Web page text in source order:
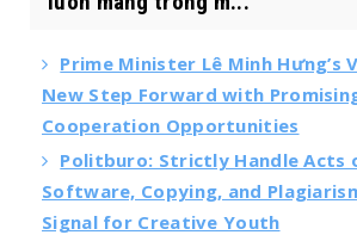
Prime Minister Lê Minh Hưng’s
New Step Forward with
Cooperation Opportunities
Politburo: Strictly Handle Acts
Software, Copying, and
Signal for Creative Youth